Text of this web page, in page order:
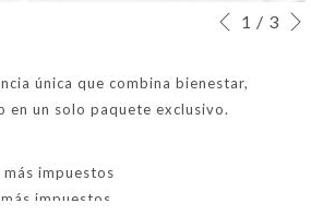
Botones
AlAnterior
1 / 3
única que combina bienestar,
en un solo paquete exclusivo.
impuestos
impuestos